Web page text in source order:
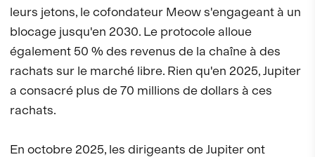
leurs jetons, le cofondateur Meow s'engageant à un
blocage jusqu'en 2030. Le protocole alloue
également 50 % des revenus de la chaîne à des
rachats sur le marché libre. Rien qu'en 2025, Jupiter
a consacré plus de 70 millions de dollars à ces
rachats.
En octobre 2025, les dirigeants de Jupiter ont